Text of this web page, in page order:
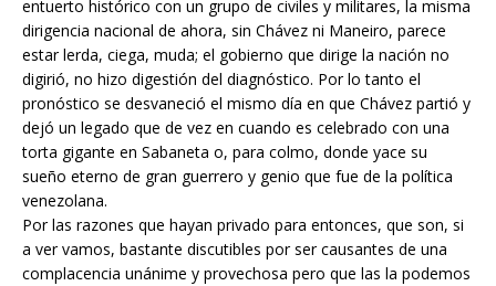
entuerto histórico con un grupo de civiles y militares, la misma
dirigencia nacional de ahora, sin Chávez ni Maneiro, parece
estar lerda, ciega, muda; el gobierno que dirige la nación no
digirió, no hizo digestión del diagnóstico. Por lo tanto el
pronóstico se desvaneció el mismo día en que Chávez partió y
dejó un legado que de vez en cuando es celebrado con una
torta gigante en Sabaneta o, para colmo, donde yace su
sueño eterno de gran guerrero y genio que fue de la política
venezolana.
Por las razones que hayan privado para entonces, que son, si
a ver vamos, bastante discutibles por ser causantes de una
complacencia unánime y provechosa pero que las la podemos